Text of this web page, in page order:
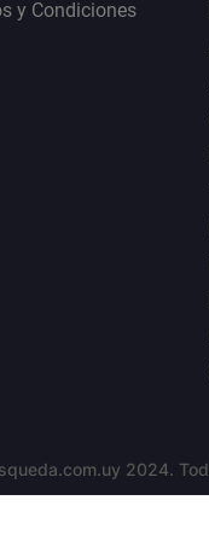
y Condiciones
2024.